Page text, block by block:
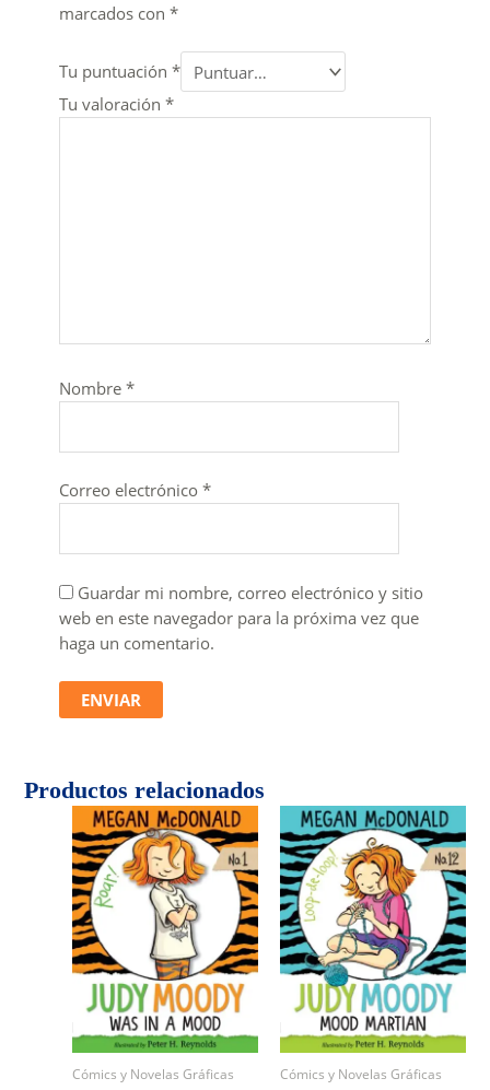
marcados con *
Tu puntuación *
Tu valoración *
Nombre *
Correo electrónico *
Guardar mi nombre, correo electrónico y sitio
web en este navegador para la próxima vez que
haga un comentario.
Productos relacionados
Cómics y Novelas Gráficas Cómics y Novelas Gráficas